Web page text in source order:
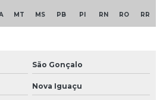
MT MS PB PI RN RO RR
São Gonçalo
Nova Iguaçu